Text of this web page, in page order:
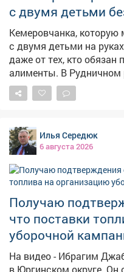
с двумя детьми
Кемеровчанка, которую
с двумя детьми на
даже от тех, кто обязан
алименты. В Рудничном районе Кемерова мать с
двумя детьми не могла
бывшего супруга. Мать
платил,а силовики не
четверг областная прокуратура. –
лицами службы
приняты
взыскание
главного управления
результате
активизировались,
дисциплинарной
взыскали 315 тысяч
Илья Середюк
6 августа 2026
Получаю
что поставки
уборочной
На видео - Ибрагим
в Юргинском округе. Он